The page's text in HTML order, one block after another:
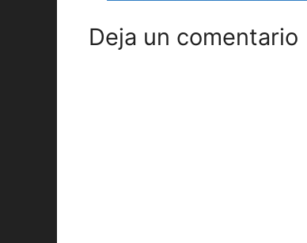
Deja un comentario